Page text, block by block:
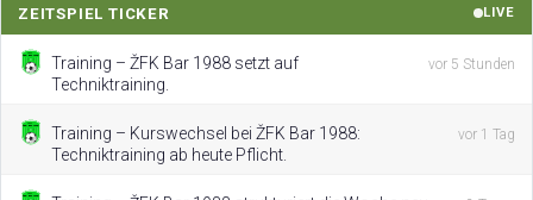
ZEITSPIEL TICKER LIVE
Training – ŽFK Bar 1988 setzt auf
Techniktraining.
vor 5 Stunden
Training – Kurswechsel bei ŽFK Bar 1988:
Techniktraining ab heute Pflicht.
vor 1 Tag